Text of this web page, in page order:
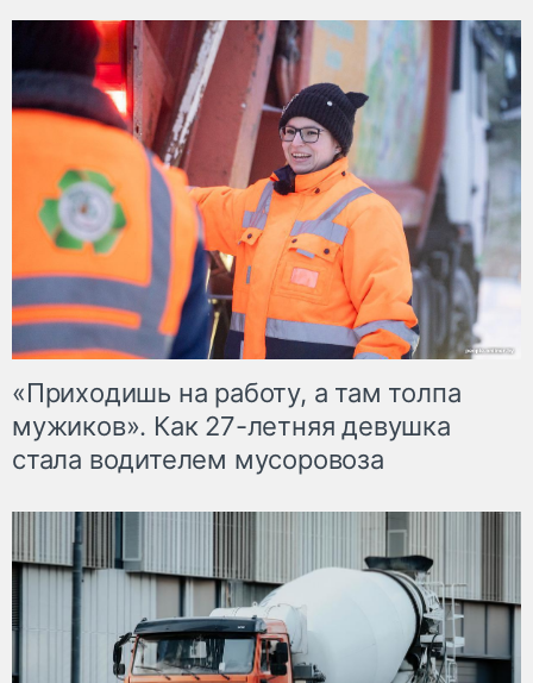
«Приходишь на работу, а там толпа
мужиков». Как 27-летняя девушка
стала водителем мусоровоза